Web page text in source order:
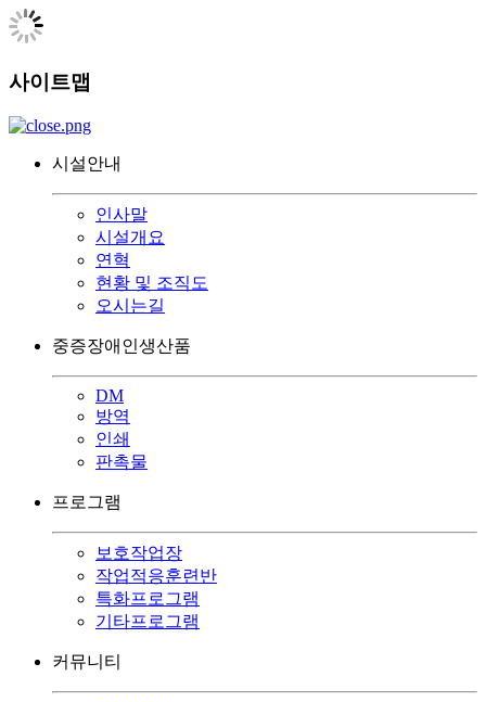
사이트맵
시설안내
인사말
시설개요
연혁
현황 및 조직도
오시는길
중증장애인생산품
DM
방역
인쇄
판촉물
프로그램
보호작업장
작업적응훈련반
특화프로그램
기타프로그램
커뮤니티